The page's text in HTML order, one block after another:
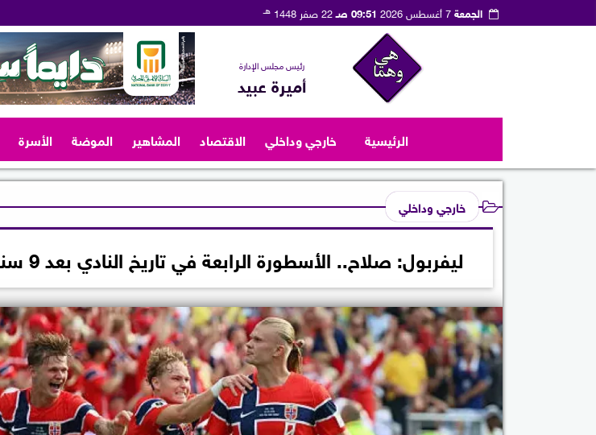
الجمعة7 أغسطس 2026 09:51 صـ 22 صفر 1448 هـ
رئيس مجلس الإدارة
أميرة عبيد
الرئيسية خارجي وداخلي الاقتصاد المشاهير الموضة الأسرة
خارجي وداخلي
ليفربول: صلاح.. الأسطورة الرابعة في تاريخ النادي بعد 9 سنوات من المجد